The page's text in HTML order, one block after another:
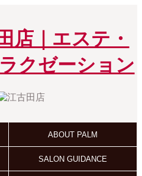
ABOUT PALM
SALON GUIDANCE